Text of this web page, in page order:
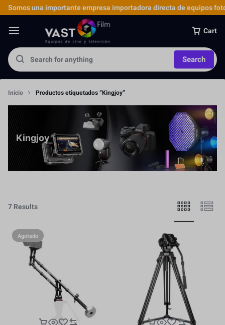
Somos una importante empresa importadora directa de equipos
Cart
Search
Inicio Productos etiquetados “Kingjoy”
Kingjoy
7 Results
Agotado